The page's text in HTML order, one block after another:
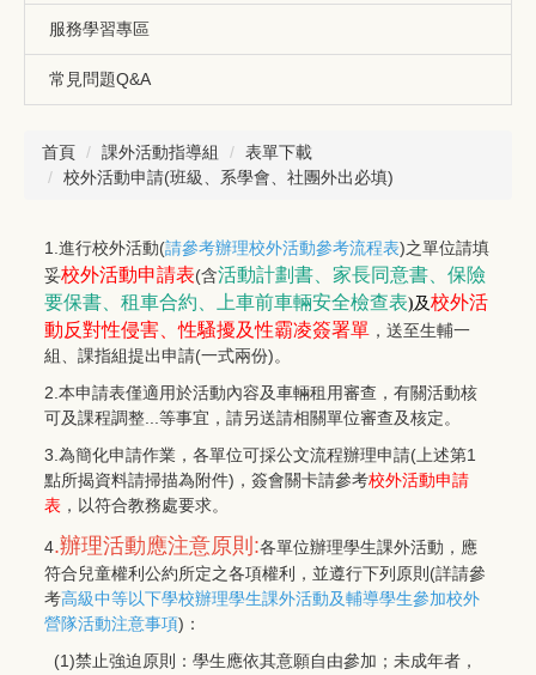
服務學習專區
常見問題Q&A
首頁 課外活動指導組
表單下載
校外活動申請(班級、系學會、社團外出必填)
1.進行校外活動(請參考辦理校外活動參考流程表)之單位請填
妥校外活動申請表(含活動計劃書 家長同意書
保險
要保書
租車合約 上車前車輛安全檢查表)及校外活
動反對性侵害、性騷擾及性霸凌簽署單 ，送至生輔一
組、課指組提出申請(一式兩份)。
2.本申請表僅適用於活動內容及車輛租用審查，有關活動核
可及課程調整...等事宜，請另送請相關單位審查及核定。
3.為簡化申請作業，各單位可採公文流程辦理申請(上述第1
點所揭資料請掃描為附件)，簽會關卡請參考校外活動申請
表 ，以符合教務處要求。
4.辦理活動應注意原則:各單位辦理學生課外活動，應
符合兒童權利公約所定之各項權利，並遵行下列原則(詳請參
考高級中等以下學校辦理學生課外活動及輔導學生參加校外
營隊活動注意事項)：
(1)禁止強迫原則：學生應依其意願自由參加；未成年者，